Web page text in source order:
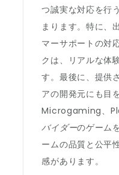
つ誠実な対応を行
まります。特に、
マーサポートの対
クは、リアルな体
す。最後に、提供
アの開発元にも目
Microgaming、
バイダーのゲーム
ームの品質と公平
感があります。